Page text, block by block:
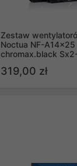
Zestaw
Noctua NF-A14x25
chromax.black
(2szt)
319,00 zł